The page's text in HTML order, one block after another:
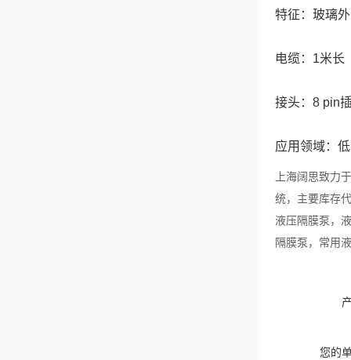
特征：玻璃
电缆：1米长
接头：8 pin
应用领域：
上海阔思致力
统，主要库存
液压隔膜泵，
隔膜泵，常用
您的